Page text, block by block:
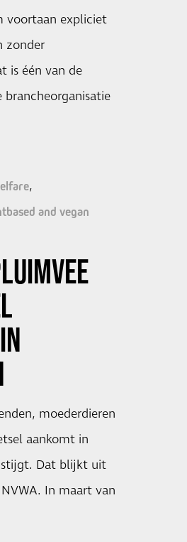
voortaan expliciet
zonder
is één van de
and vegan
moederdieren
aankomt in
stijgt. Dat blijkt uit
In maart van